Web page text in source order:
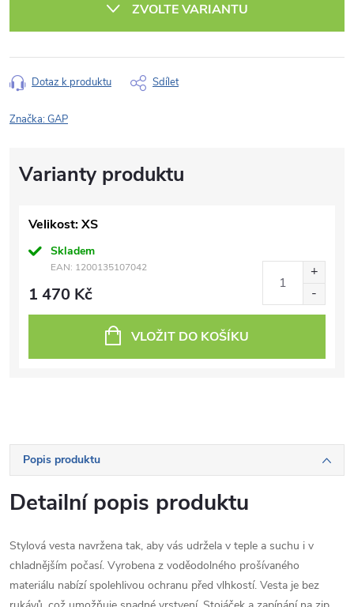
ZVOLTE VARIANTU
Dotaz k produktu Sdílet
Značka:GAP
Velikost: XS
Skladem
EAN: 1200135107042
1 470 Kč
VLOŽIT DO KOŠÍKU
Popis produktu
Detailní popis produktu
Stylová vesta navržena tak, aby vás udržela v teple a suchu i v
chladnějším počasí. Vyrobena z voděodolného prošívaného
materiálu nabízí spolehlivou ochranu před vlhkostí. Vesta je bez